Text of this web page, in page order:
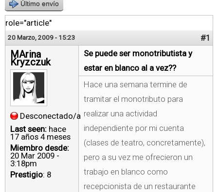
Último envío
role="article"
20 Marzo, 2009 - 15:23 #1
MArina
Kryzczuk
Desconectado/a
Last seen: hace
17 años 4 meses
Miembro desde:
20 Mar 2009 -
3:18pm
Prestigio: 8
Se puede ser monotributista y
estar en blanco al a vez??
Hace una semana termine de
tramitar el monotributo para
realizar una actividad
independiente por mi cuenta
(clases de teatro, concretamente),
pero a su vez me ofrecieron un
trabajo en blanco como
recepcionista de un restaurante